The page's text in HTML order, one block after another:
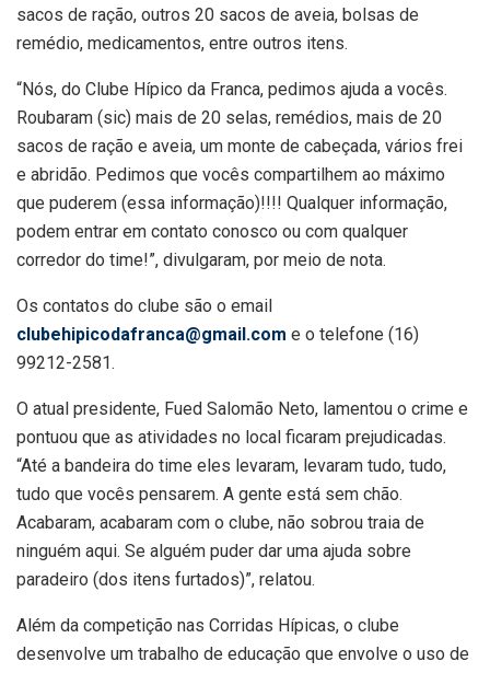
sacos de ração, outros 20 sacos de aveia, bolsas de
remédio, medicamentos, entre outros itens.
“Nós, do Clube Hípico da Franca, pedimos ajuda a vocês.
Roubaram (sic) mais de 20 selas, remédios, mais de 20
sacos de ração e aveia, um monte de cabeçada, vários frei
e abridão. Pedimos que vocês compartilhem ao máximo
que puderem (essa informação)!!!! Qualquer informação,
podem entrar em contato conosco ou com qualquer
corredor do time!”, divulgaram, por meio de nota.
Os contatos do clube são o email
clubehipicodafranca@gmail.com e o telefone (16)
99212-2581.
O atual presidente, Fued Salomão Neto, lamentou o crime e
pontuou que as atividades no local ficaram prejudicadas.
“Até a bandeira do time eles levaram, levaram tudo, tudo,
tudo que vocês pensarem. A gente está sem chão.
Acabaram, acabaram com o clube, não sobrou traia de
ninguém aqui. Se alguém puder dar uma ajuda sobre
paradeiro (dos itens furtados)”, relatou.
Além da competição nas Corridas Hípicas, o clube
desenvolve um trabalho de educação que envolve o uso de